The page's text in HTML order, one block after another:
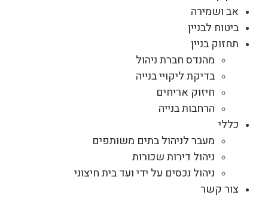
אב ושמירה
ביטוח לבניין
תחזוק בניין
מהנדס חברת ניהול
בדיקת ליקויי בנייה
חיזוק אריחים
הרחבות בנייה
כללי
מעבר לניהול בתים משותפים
ניהול דירות שכורות
ניהול נכסים על ידי ועד בית חיצוני
צור קשר